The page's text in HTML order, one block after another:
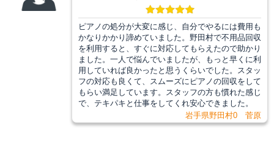
ピアノの処分が大変に感じ、自分でやるには費用も
かなりかかり諦めていました。野田村で不用品回収
を利用すると、すぐに対応してもらえたので助かり
ました。一人で悩んでいましたが、もっと早くに利
用していれば良かったと思うくらいでした。スタッ
フの対応も良くて、スムーズにピアノの回収をして
もらい満足しています。スタッフの方も慣れた感じ
で、テキパキと仕事をしてくれ安心できました。
岩手県野田村0 菅原